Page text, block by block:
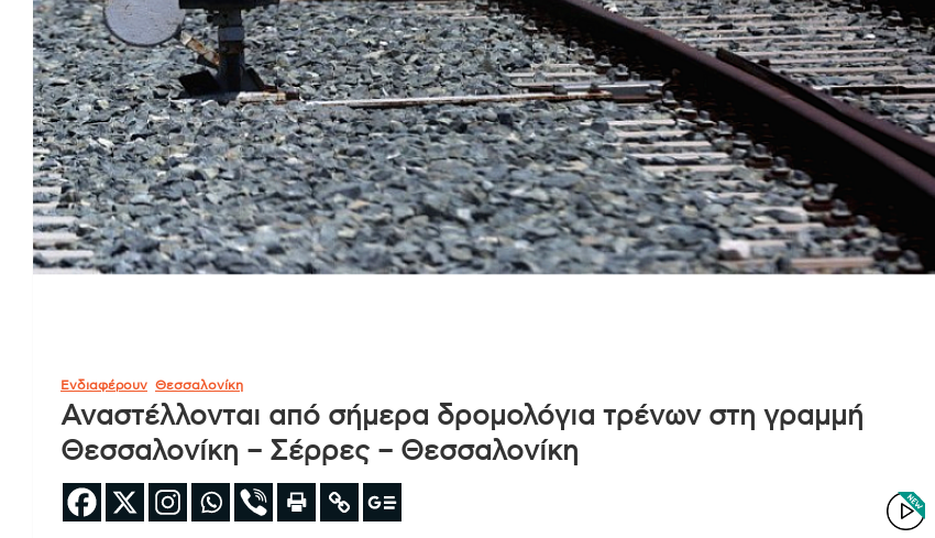
Ενδιαφέρουν Θεσσαλονίκη
Αναστέλλονται από σήμερα δρομολόγια τρένων στη γραμμή
Θεσσαλονίκη – Σέρρες – Θεσσαλονίκη